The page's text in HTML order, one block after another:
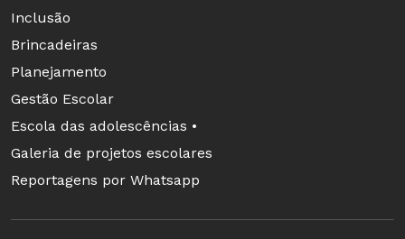
CRISE. A atual turbulência
política em brasília dificulta
o ambiente no congresso
Nacional para a aprovação
de qualquer coisa.
Consultoria Maria Roeder, coordenadora de
Inclusão
Brincadeiras
Planejamento
Gestão Escolar
Escola das adolescências •
Galeria de projetos escolares
Reportagens por Whatsapp